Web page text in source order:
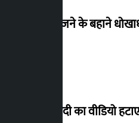
ब्रिटेन भेजने के बहाने
पीएम मोदी का वीडियो